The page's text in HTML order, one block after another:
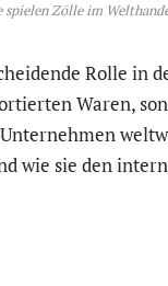
spielen Zölle im
Rolle in
Waren,
wie sie den